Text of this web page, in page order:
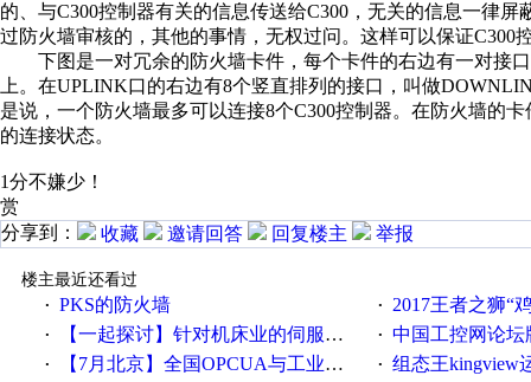
的、与C300控制器有关的信息传送给C300，无关的信息一律
过防火墙审核的，其他的事情，无权过问。这样可以保证C300
下图是一对冗余的防火墙卡件，每个卡件的右边有一对接
上。在UPLINK口的右边有8个竖直排列的接口，叫做
是说，一个防火墙最多可以连接8个C300控制器。在防火墙的
的连接状态。
1分不嫌少！
赏
分享到：
收藏 邀请回答 回复楼主 举报
楼主最近还看过
· PKS的防火墙 · 2017王者之狮“鸡”情签到
· 【一起探讨】针对机床业的伺服系统发展，您的期望是什么？ · 中国工控网论坛版
· 【7月北京】全国OPCUA与工业互联技术培训班通知！ · 组态王kingview